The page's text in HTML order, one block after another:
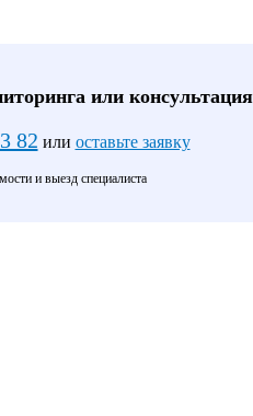
или
82 или оставьте заявку
и выезд специалиста